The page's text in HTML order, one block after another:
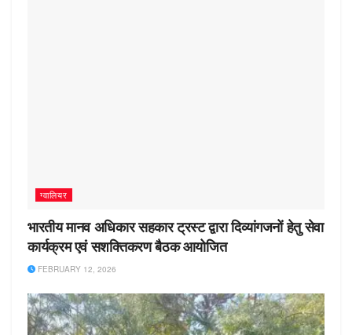
ग्वालियर
भारतीय मानव अधिकार सहकार ट्रस्ट द्वारा दिव्यांगजनों हेतु सेवा
कार्यक्रम एवं सशक्तिकरण बैठक आयोजित
FEBRUARY 12, 2026